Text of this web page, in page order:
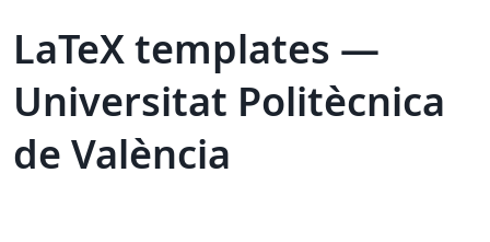
LaTeX templates —
Universitat Politècnica
de València